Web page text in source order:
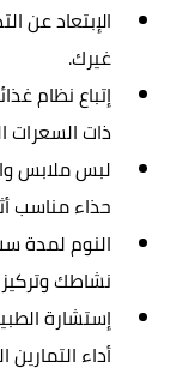
الإبتعاد عن
غيرك.
إتباع نظام
ذات السعرات
لبس ملابس
حذاء مناسب
النوم لمدة
نشاطك
إستشارة
أداء التمارين